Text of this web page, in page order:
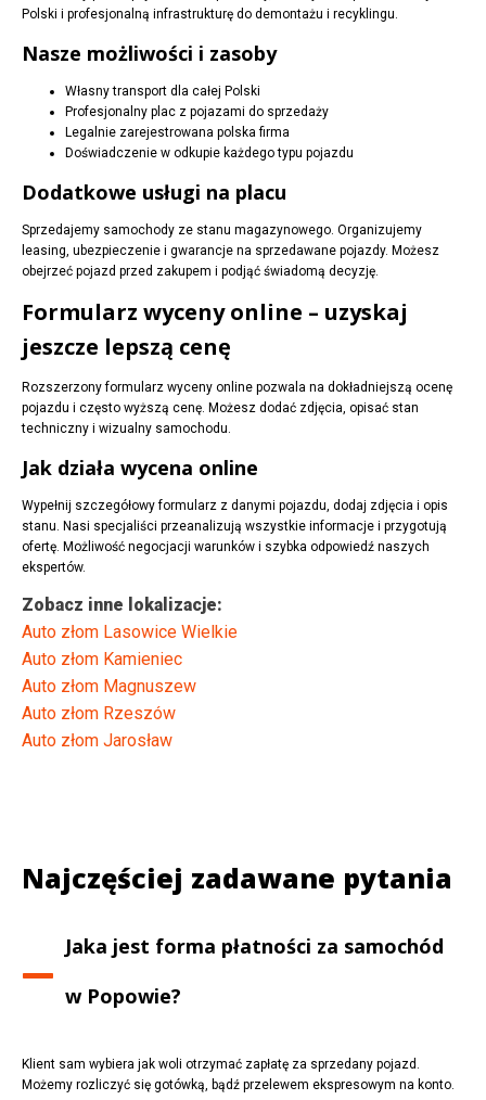
Polski i profesjonalną infrastrukturę do demontażu i recyklingu.
Nasze możliwości i zasoby
Własny transport dla całej Polski
Profesjonalny plac z pojazami do sprzedaży
Legalnie zarejestrowana polska firma
Doświadczenie w odkupie każdego typu pojazdu
Dodatkowe usługi na placu
Sprzedajemy samochody ze stanu magazynowego. Organizujemy
leasing, ubezpieczenie i gwarancje na sprzedawane pojazdy. Możesz
obejrzeć pojazd przed zakupem i podjąć świadomą decyzję.
Formularz wyceny online – uzyskaj
jeszcze lepszą cenę
Rozszerzony formularz wyceny online pozwala na dokładniejszą ocenę
pojazdu i często wyższą cenę. Możesz dodać zdjęcia, opisać stan
techniczny i wizualny samochodu.
Jak działa wycena online
Wypełnij szczegółowy formularz z danymi pojazdu, dodaj zdjęcia i opis
stanu. Nasi specjaliści przeanalizują wszystkie informacje i przygotują
ofertę. Możliwość negocjacji warunków i szybka odpowiedź naszych
ekspertów.
Zobacz inne lokalizacje:
Auto złom Lasowice Wielkie
Auto złom Kamieniec
Auto złom Magnuszew
Auto złom Rzeszów
Auto złom Jarosław
Najczęściej zadawane pytania
Jaka jest forma płatności za samochód
w Popowie?
Klient sam wybiera jak woli otrzymać zapłatę za sprzedany pojazd.
Możemy rozliczyć się gotówką, bądź przelewem ekspresowym na konto.